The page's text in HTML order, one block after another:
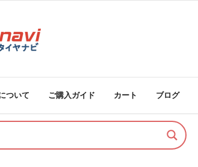
ついて ご購入ガイド カート ブログ